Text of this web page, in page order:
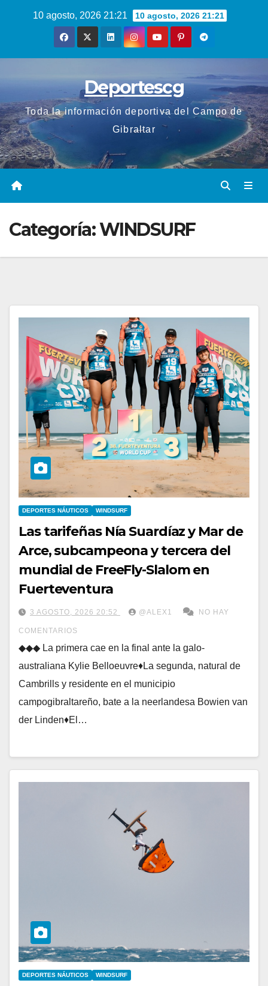
10 agosto, 2026 21:21 10 agosto, 2026 21:21
Deportescg
Toda la información deportiva del Campo de
Gibraltar
Categoría:WINDSURF
DEPORTES NÁUTICOS WINDSURF
Las tarifeñas Nía Suardíaz y Mar de
Arce, subcampeona y tercera del
mundial de FreeFly-Slalom en
Fuerteventura
3 AGOSTO, 2026 20:52 @ALEX1 NO HAY
COMENTARIOS
◆◆◆ La primera cae en la final ante la galo-
australiana Kylie Belloeuvre♦La segunda, natural de
Cambrills y residente en el municipio
campogibraltareño, bate a la neerlandesa Bowien van
der Linden♦El…
DEPORTES NÁUTICOS WINDSURF